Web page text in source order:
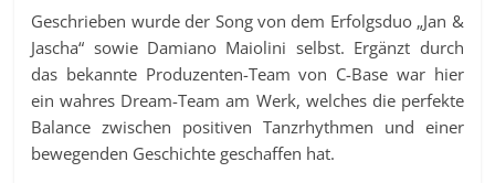
Geschrieben wurde der Song von dem Erfolgsduo „Jan &
Jascha“ sowie Damiano Maiolini selbst. Ergänzt durch
das bekannte Produzenten-Team von C-Base war hier
ein wahres Dream-Team am Werk, welches die perfekte
Balance zwischen positiven Tanzrhythmen und einer
bewegenden Geschichte geschaffen hat.